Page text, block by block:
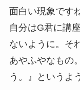
面白い現象です
自分はG君に講
ないように。そ
あやふやなもの
う。』というよ